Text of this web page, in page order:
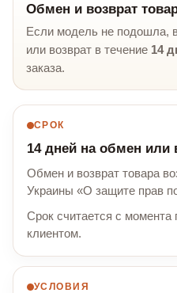
Обмен и возврат
Если модель не подошла,
или возврат в течение 14
заказа.
СРОК
14 дней на обмен или
Обмен и возврат товара
Украины «О защите прав
Срок считается с момента
клиентом.
УСЛОВИЯ